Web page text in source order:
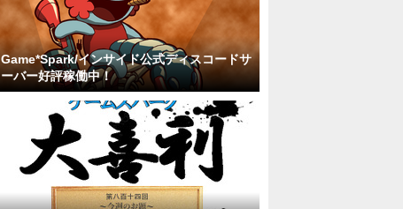
Game*Spark/インサイド公式ディスコードサ
ーバー好評稼働中！